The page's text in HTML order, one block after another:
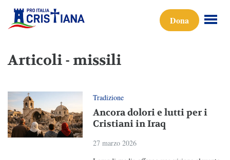
Dona
Articoli - missili
Tradizione
Ancora dolori e lutti per i
Cristiani in Iraq
27 marzo 2026